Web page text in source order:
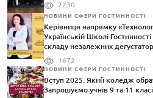
2230
НОВИНИ СФЕРИ ГОСТИННОСТІ
Керівниця напрямку
Українській Школі
складу незалежних
1672
НОВИНИ СФЕРИ ГОСТИННОСТІ
Вступ 2025. Який коледж
Запрошуємо учнів 9 та 11